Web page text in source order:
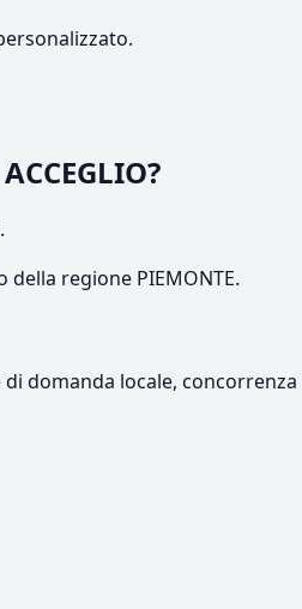
.
regione PIEMONTE.
domanda locale,